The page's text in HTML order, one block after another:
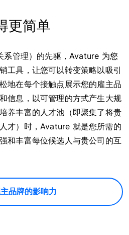
更简单
系管理）的先驱，Avature 为您
工具，让您可以转变策略以吸引
地在每个接触点展示您的雇主品
信息，以可管理的方式产生大规
养丰富的人才池（即聚集了将贵
才）时，Avature 就是您所需的
和丰富每位候选人与贵公司的互
品牌的影响力